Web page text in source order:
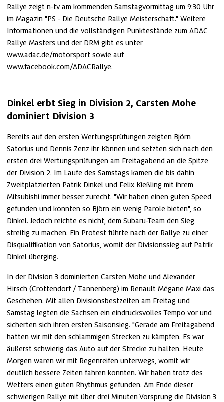
Rallye zeigt n-tv am kommenden Samstagvormittag um 9:30 Uhr
im Magazin "PS - Die Deutsche Rallye Meisterschaft." Weitere
Informationen und die vollständigen Punktestände zum ADAC
Rallye Masters und der DRM gibt es unter
www.adac.de/motorsport sowie auf
www.facebook.com/ADACRallye.
Dinkel erbt Sieg in Division 2, Carsten Mohe
dominiert Division 3
Bereits auf den ersten Wertungsprüfungen zeigten Björn
Satorius und Dennis Zenz ihr Können und setzten sich nach den
ersten drei Wertungsprüfungen am Freitagabend an die Spitze
der Division 2. Im Laufe des Samstags kamen die bis dahin
Zweitplatzierten Patrik Dinkel und Felix Kießling mit ihrem
Mitsubishi immer besser zurecht. "Wir haben einen guten Speed
gefunden und konnten so Björn ein wenig Parole bieten", so
Dinkel. Jedoch reichte es nicht, dem Subaru-Team den Sieg
streitig zu machen. Ein Protest führte nach der Rallye zu einer
Disqualifikation von Satorius, womit der Divisionssieg auf Patrik
Dinkel überging.
In der Division 3 dominierten Carsten Mohe und Alexander
Hirsch (Crottendorf / Tannenberg) im Renault Mégane Maxi das
Geschehen. Mit allen Divisionsbestzeiten am Freitag und
Samstag legten die Sachsen ein eindrucksvolles Tempo vor und
sicherten sich ihren ersten Saisonsieg. "Gerade am Freitagabend
hatten wir mit den schlammigen Strecken zu kämpfen. Es war
äußerst schwierig das Auto auf der Strecke zu halten. Heute
Morgen waren wir mit Regenreifen unterwegs, womit wir
deutlich bessere Zeiten fahren konnten. Wir haben trotz des
Wetters einen guten Rhythmus gefunden. Am Ende dieser
schwierigen Rallye mit über drei Minuten Vorsprung die Division 3